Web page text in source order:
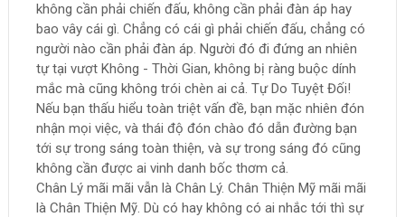
không cần phải chiến đấu, không cần phải đàn áp hay
bao vây cái gì. Chẳng có cái gì phải chiến đấu, chẳng có
người nào cần phải đàn áp. Người đó đi đứng an nhiên
tự tại vượt Không - Thời Gian, không bị ràng buộc dính
mắc mà cũng không trói chèn ai cả. Tự Do Tuyệt Đối!
Nếu bạn thấu hiểu toàn triệt vấn đề, bạn mặc nhiên đón
nhận mọi việc, và thái độ đón chào đó dẫn đường bạn
tới sự trong sáng toàn thiện, và sự trong sáng đó cũng
không cần được ai vinh danh bốc thơm cả.
Chân Lý mãi mãi vẫn là Chân Lý. Chân Thiện Mỹ mãi mãi
là Chân Thiện Mỹ. Dù có hay không có ai nhắc tới thì sự